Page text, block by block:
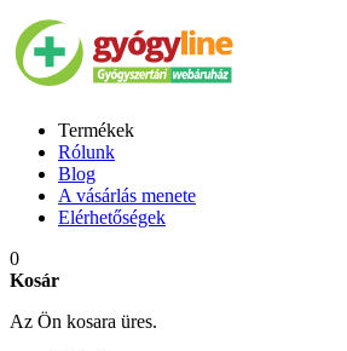
Termékek
Rólunk
Blog
A vásárlás menete
Elérhetőségek
0
Kosár
Az Ön kosara üres.